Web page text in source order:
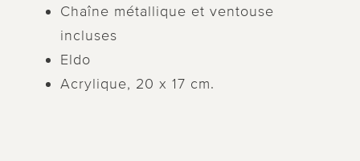
Chaîne métallique et ventouse
incluses
Eldo
Acrylique, 20 x 17 cm.